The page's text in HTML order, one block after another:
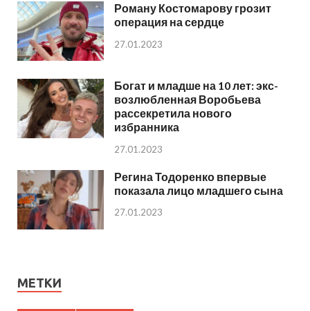
Роману Костомарову грозит
операция на сердце
27.01.2023
Богат и младше на 10 лет: экс-
возлюбленная Воробьева
рассекретила нового
избранника
27.01.2023
Регина Тодоренко впервые
показала лицо младшего сына
27.01.2023
МЕТКИ